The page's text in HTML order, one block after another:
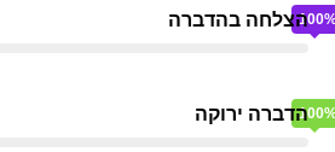
הצלחה בהדברה
הדברה ירוקה